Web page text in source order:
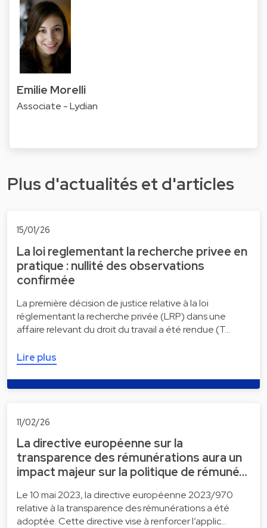
Emilie Morelli
Associate - Lydian
Plus d'actualités et d'articles
15/01/26
La loi reglementant la recherche privee en
pratique : nullité des observations
confirmée
La première décision de justice relative à la loi
réglementant la recherche privée (LRP) dans une
affaire relevant du droit du travail a été rendue (T…
Lire plus
11/02/26
La directive européenne sur la
transparence des rémunérations aura un
impact majeur sur la politique de rémuné…
Le 10 mai 2023, la directive européenne 2023/970
relative à la transparence des rémunérations a été
adoptée. Cette directive vise à renforcer l’applic…